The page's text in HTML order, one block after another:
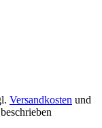
Versandkosten und